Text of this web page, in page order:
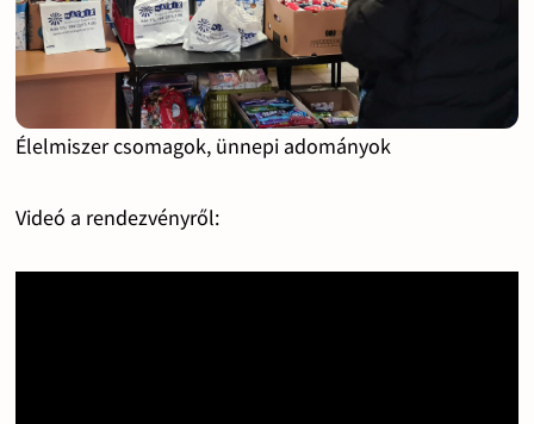
Élelmiszer csomagok, ünnepi adományok
Videó a rendezvényről: